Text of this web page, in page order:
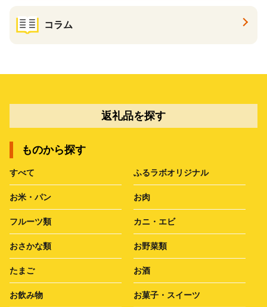
コラム
返礼品を探す
ものから探す
すべて ふるラボオリジナル
お米・パン お肉
フルーツ類 カニ・エビ
おさかな類 お野菜類
たまご お酒
お飲み物 お菓子・スイーツ